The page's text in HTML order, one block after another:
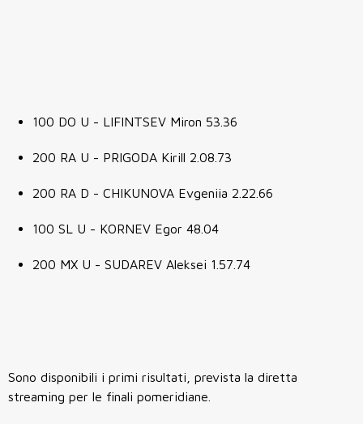
100 DO U - LIFINTSEV Miron 53.36
200 RA U - PRIGODA Kirill 2.08.73
200 RA D - CHIKUNOVA Evgeniia 2.22.66
100 SL U - KORNEV Egor 48.04
200 MX U - SUDAREV Aleksei 1.57.74
Sono disponibili i primi risultati, prevista la diretta
streaming per le finali pomeridiane.